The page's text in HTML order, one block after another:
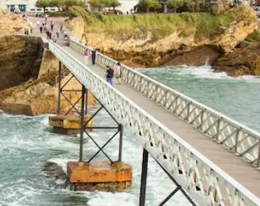
para cima e para baixo do teclado ou tocando e